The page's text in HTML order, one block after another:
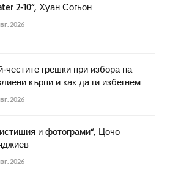
2-10“, Хуан Согьон
2026
честите грешки при избора на
кърпи и как да ги избегнем
2026
и фотограми“, Цочо
2026